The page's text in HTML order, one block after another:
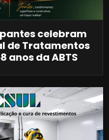
celebram
de Tratamentos
anos da ABTS